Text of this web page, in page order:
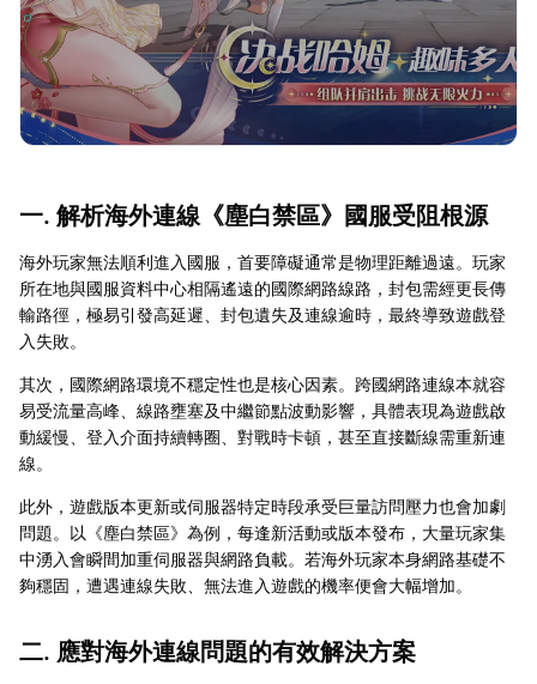
一. 解析海外連線《塵白禁區》國服受阻根源
海外玩家無法順利進入國服，首要障礙通常是物理距離過遠。玩家
所在地與國服資料中心相隔遙遠的國際網路線路，封包需經更長傳
輸路徑，極易引發高延遲、封包遺失及連線逾時，最終導致遊戲登
入失敗。
其次，國際網路環境不穩定性也是核心因素。跨國網路連線本就容
易受流量高峰、線路壅塞及中繼節點波動影響，具體表現為遊戲啟
動緩慢、登入介面持續轉圈、對戰時卡頓，甚至直接斷線需重新連
線。
此外，遊戲版本更新或伺服器特定時段承受巨量訪問壓力也會加劇
問題。以《塵白禁區》為例，每逢新活動或版本發布，大量玩家集
中湧入會瞬間加重伺服器與網路負載。若海外玩家本身網路基礎不
夠穩固，遭遇連線失敗、無法進入遊戲的機率便會大幅增加。
二. 應對海外連線問題的有效解決方案